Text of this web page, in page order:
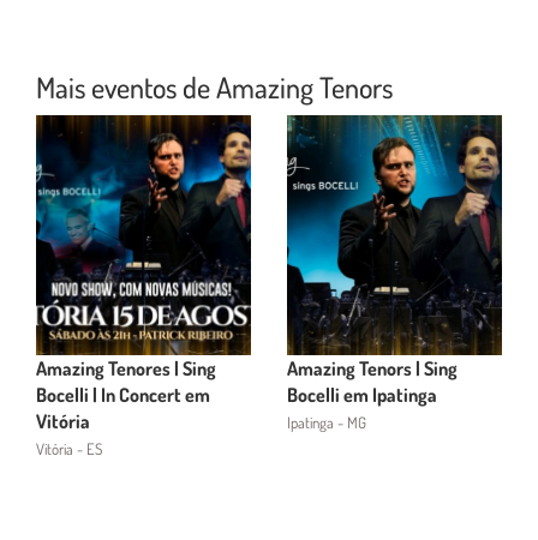
Mais eventos de Amazing Tenors
Amazing Tenores | Sing
Bocelli | In Concert em
Vitória
Vitória - ES
Amazing Tenors | Sing
Bocelli em Ipatinga
Ipatinga - MG